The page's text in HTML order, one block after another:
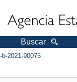
Buscar
2021-90075